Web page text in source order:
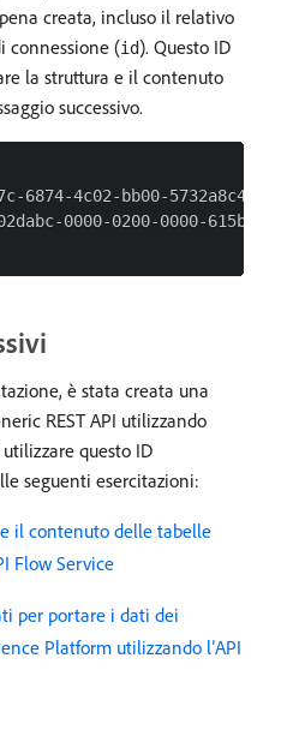
creata, incluso il relativo
connessione (id). Questo ID
la struttura e il contenuto
successivo.
6874-4c02-bb00-
0000-0200-0000-
è stata creata una
REST API utilizzando
utilizzare questo ID
seguenti esercitazioni:
il contenuto delle tabelle
Flow Service
per portare i dati dei
Platform utilizzando l’API